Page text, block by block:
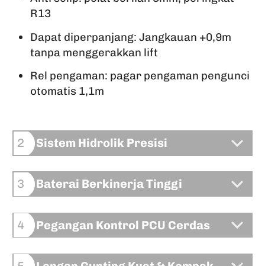
R13
Dapat diperpanjang: Jangkauan +0,9m
tanpa menggerakkan lift
Rel pengaman: pagar pengaman pengunci
otomatis 1,1m
2 Sistem Hidrolik Presisi
3 Baterai Berkinerja Tinggi
4 Pegangan Kontrol PCU Cerdas